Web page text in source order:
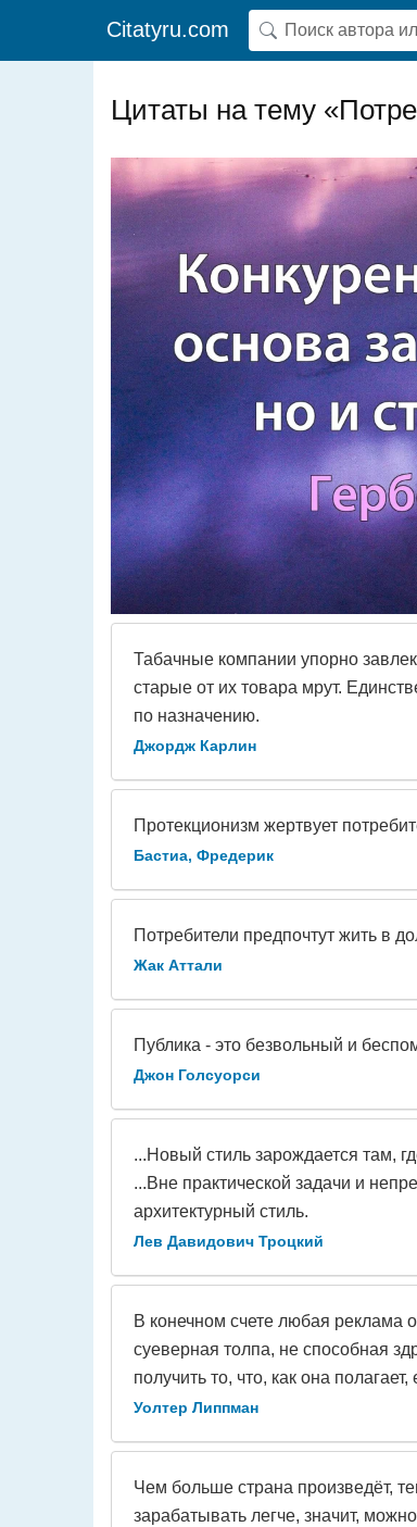
Citatyru.com
Цитаты на тему
Табачные компании упорно
старые от их товара мрут.
по назначению.
Джордж Карлин
Протекционизм жертвует
Бастиа, Фредерик
Потребители предпочтут жить в
Жак Аттали
Публика - это безвольный и
Джон Голсуорси
...Новый стиль зарождается там,
...Вне практической задачи и
архитектурный стиль.
Лев Давидович Троцкий
В конечном счете любая реклама
суеверная толпа, не способная
получить то, что, как она
Уолтер Липпман
Чем больше страна произведёт,
зарабатывать легче, значит,